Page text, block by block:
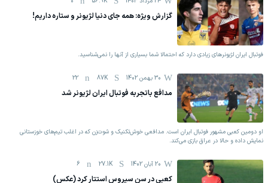
گزارش ویژه: همه جای دنیا لژیونر و ستاره داریم!
فوتبال ایران لژیونرهای زیادی دارد که احتمالا شما بسیاری از آنها را نمی‌شناسید.
30 بهمن 1402 87K
22
مدافع باتجربه فوتبال ایران لژیونر شد
او دومین کعبی مشهور فوتبال ایران است. مدافعی خوش‌تکنیک و شوت‌زن که در اغلب تیم‌های خوزستانی
نمایش داده و حالا در عراق بازی می‌کند.
20 آبان 1402 27.1K
6
کعبی در سن سیروس استتار کرد (عکس)